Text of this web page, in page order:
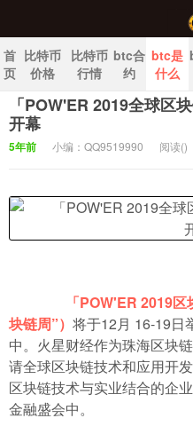
中国比特币官
首
页
比特币
价格
比特币
行情
btc合
约
btc是
什么
「POW'ER 2019全球区
开幕
5年前 小编：QQ9519990 阅读()
「POW'ER 2019
块链周”） 将于12月 16-19日
中。火星财经作为珠海区块
请全球区块链技术和应用开
区块链技术与实业结合的企
金融盛会中。